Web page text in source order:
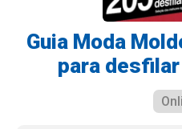
Guia Moda
para